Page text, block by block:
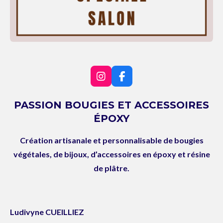
I
n
t
a
a
m
F
a
e
b
k
PASSION BOUGIES ET ACCESSOIRES
ÉPOXY
Création artisanale et personnalisable de bougies
végétales, de bijoux, d’accessoires en époxy et résine
de plâtre.
Ludivyne CUEILLIEZ